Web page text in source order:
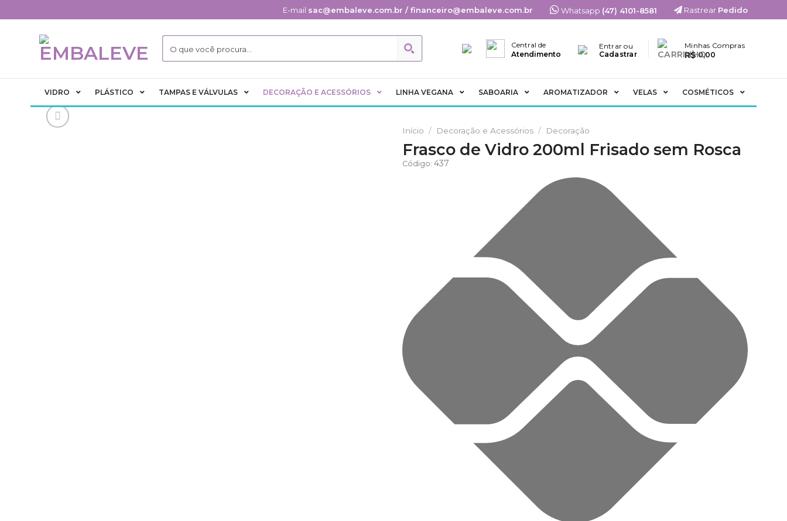
to
E-mail sac@embaleve.com.br / financeiro@embaleve.com.br Whatsapp (47) 4101-8581 Rastrear Pedido
Central de
Atendimento
Entrar ou
Cadastrar
Minhas Compras
R$ 0,00
VIDRO PLÁSTICO TAMPAS E VÁLVULAS DECORAÇÃO E ACESSÓRIOS LINHA VEGANA SABOARIA AROMATIZADOR VELAS COSMÉTICOS
Início / Decoração e Acessórios / Decoração
Frasco de Vidro 200ml Frisado sem Rosca
Código: 437